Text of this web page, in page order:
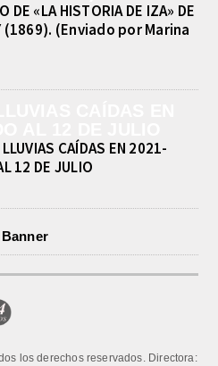
de Cadetes de Básquet de
se metió entre los mejores 4
FEBAMBA y disputa el...
DE «LA HISTORIA DE IZA» DE
(1869). (Enviado por Marina
CAÍDAS EN 2021-
12 DE JULIO
los derechos reservados. Directora: